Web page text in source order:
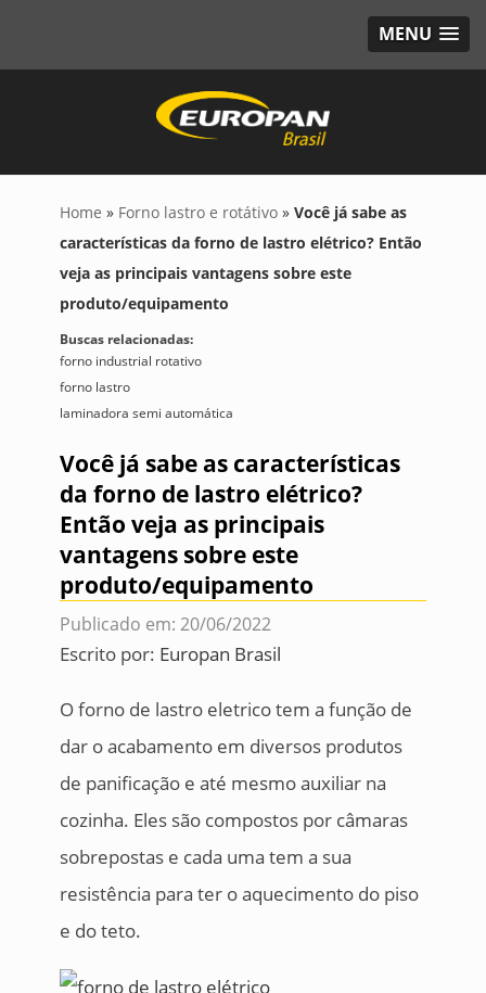
MENU
Home » Forno lastro e rotátivo » Você já sabe as
características da forno de lastro elétrico? Então
veja as principais vantagens sobre este
produto/equipamento
Buscas relacionadas:
forno industrial rotativo
forno lastro
laminadora semi automática
Você já sabe as características
da forno de lastro elétrico?
Então veja as principais
vantagens sobre este
produto/equipamento
Publicado em: 20/06/2022
Escrito por: Europan Brasil
O forno de lastro eletrico tem a função de
dar o acabamento em diversos produtos
de panificação e até mesmo auxiliar na
cozinha. Eles são compostos por câmaras
sobrepostas e cada uma tem a sua
resistência para ter o aquecimento do piso
e do teto.